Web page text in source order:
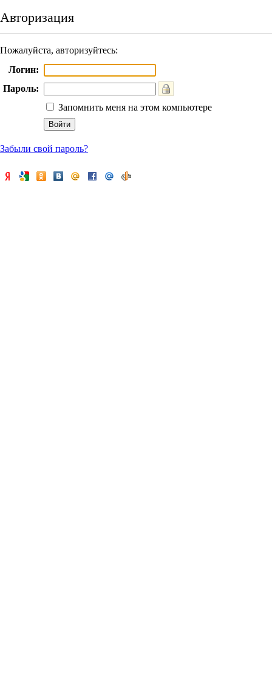
Авторизация
Пожалуйста, авторизуйтесь:
Логин:
Пароль:
Запомнить меня на этом компьютере
Забыли свой пароль?